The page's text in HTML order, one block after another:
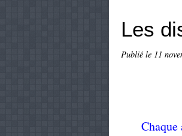
Les
Publié le 11